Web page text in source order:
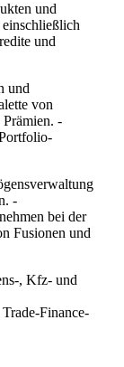
und
und
und
von
-
-
bei der
Fusionen und
, Kfz- und
Finance-